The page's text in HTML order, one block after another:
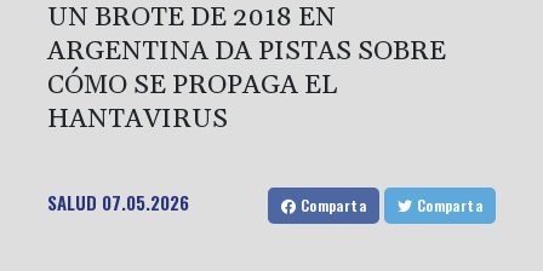
UN BROTE DE 2018 EN
ARGENTINA DA PISTAS SOBRE
CÓMO SE PROPAGA EL
HANTAVIRUS
SALUD 07.05.2026 Comparta Comparta